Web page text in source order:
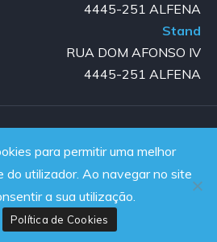
4445-251 ALFENA
Stand
RUA DOM AFONSO IV
4445-251 ALFENA
by JanelaWeb
para permitir uma melhor
do utilizador. Ao navegar no site
a sua utilização.
Política de Cookies